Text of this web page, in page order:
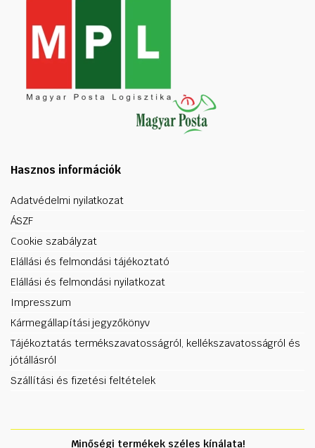
Hasznos információk
Adatvédelmi nyilatkozat
ÁSZF
Cookie szabályzat
Elállási és felmondási tájékoztató
Elállási és felmondási nyilatkozat
Impresszum
Kármegállapítási jegyzőkönyv
Tájékoztatás termékszavatosságról, kellékszavatosságról és
jótállásról
Szállítási és fizetési feltételek
Minőségi termékek széles kínálata!